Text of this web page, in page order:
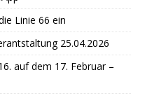
Linie 66 ein
25.04.2026
auf dem 17. Februar –